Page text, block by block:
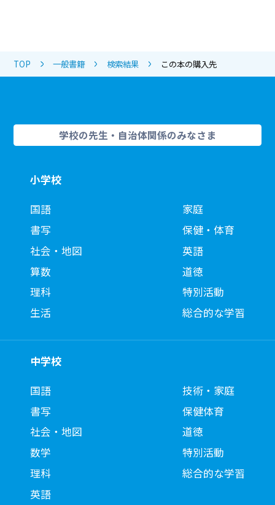
TOP 一般書籍 検索結果 この本の購入先
学校の先生・自治体関係のみなさま
小学校
国語
書写
社会・地図
算数
理科
生活
家庭
保健・体育
英語
道徳
特別活動
総合的な学習
中学校
国語
書写
社会・地図
数学
理科
英語
技術・家庭
保健体育
道徳
特別活動
総合的な学習